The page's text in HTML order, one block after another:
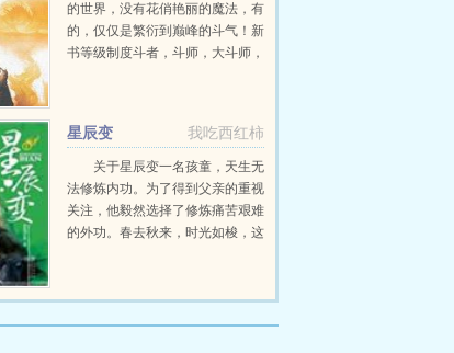
的世界，没有花俏艳丽的魔法，有
的，仅仅是繁衍到巅峰的斗气！新
书等级制度斗者，斗师，大斗师，
我吃西红柿
星辰变
关于星辰变一名孩童，天生无
法修炼内功。为了得到父亲的重视
关注，他毅然选择了修炼痛苦艰难
的外功。春去秋来，时光如梭，这
的神秘晶石流星泪。这颗流星泪在